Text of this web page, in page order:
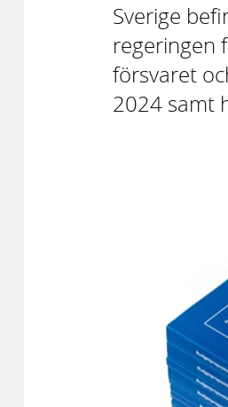
Sverige
regeringen
försvaret
2024 samt